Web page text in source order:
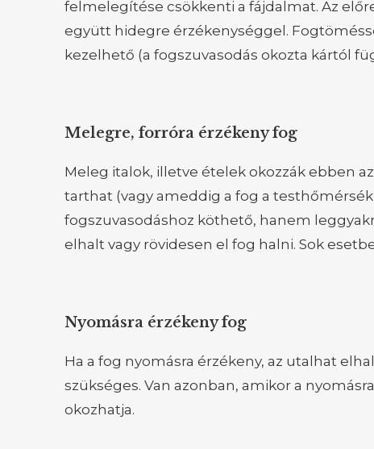
felmelegítése csökkenti a fájdalmat. Az
együtt hidegre érzékenységgel.
kezelhető (a fogszuvasodás okozta kártól
Melegre, forróra érzékeny fog
Meleg italok, illetve ételek okozzák ebben
tarthat (vagy ameddig a fog a
fogszuvasodáshoz köthető, hanem
elhalt vagy rövidesen el fog halni. Sok
Nyomásra érzékeny fog
Ha a fog nyomásra érzékeny, az utalhat
szükséges. Van azonban, amikor a
okozhatja.